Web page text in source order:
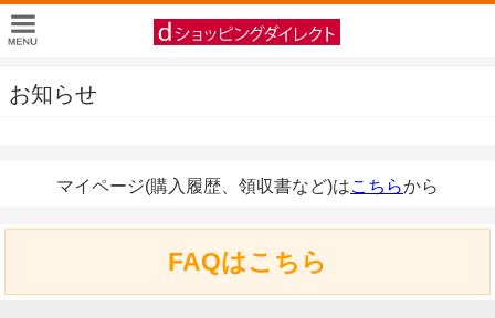
お知らせ
マイページ(購入履歴、領収書など)はこちらから
FAQはこちら